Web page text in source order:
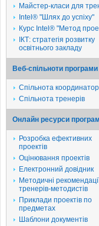
Майстер-класи для
Intel® "Шлях до успіху"
Курс Intel® "Метод
ІКТ: стратегія розвитку
освітнього закладу
Веб-спільноти програми
Спільнота
Спільнота тренерів
Онлайн ресурси
Розробка ефективних
проектів
Оцінювання проектів
Електронний довідник
Методичні
тренерів-методистів
Приклади проектів по
предметах
Шаблони документів